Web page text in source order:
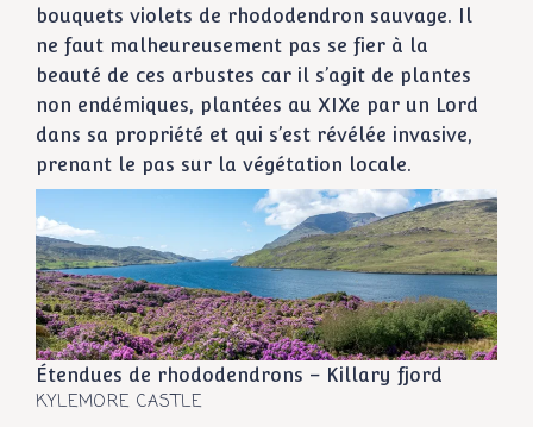
bouquets violets de rhododendron sauvage. Il
ne faut malheureusement pas se fier à la
beauté de ces arbustes car il s’agit de plantes
non endémiques, plantées au XIXe par un Lord
dans sa propriété et qui s’est révélée invasive,
prenant le pas sur la végétation locale.
Étendues de rhododendrons – Killary fjord
KYLEMORE CASTLE